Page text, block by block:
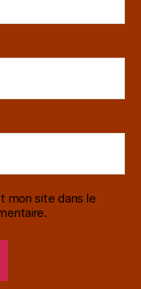
mon site dans le